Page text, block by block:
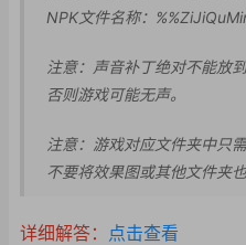
NPK文件名称：%%ZiJ
注意：声音补丁绝对不能放
否则游戏可能无声。
注意：游戏对应文件夹中只
不要将效果图或其他文件夹也
详细解答： 点击查看